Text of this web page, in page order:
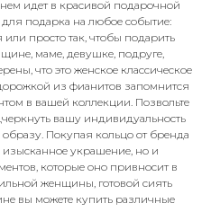
идет в красивой подарочной
подарка на любое событие:
просто так, чтобы подарить
маме, девушке, подруге,
что это женское классическое
из фианитов запомнится
в вашей коллекции. Позвольте
вашу индивидуальность
Покупая кольцо от бренда
изысканное украшение, но и
которые оно привносит в
женщины, готовой сиять
вы можете купить различные